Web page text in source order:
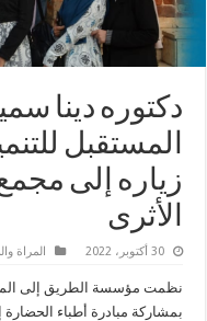
دكتوره دينا
المستقبل
زياره إلى
الأثرى
30 أكتوبر، 2022 المراة
نظمت مؤسسة الطريق إلى
بمشاركة مبادرة أطباء